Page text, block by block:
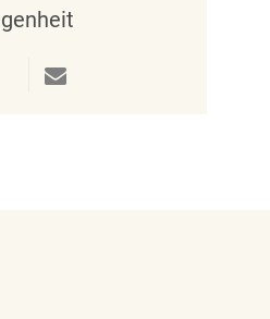
teilen
Twitter teilen
Per E-Mail teilen